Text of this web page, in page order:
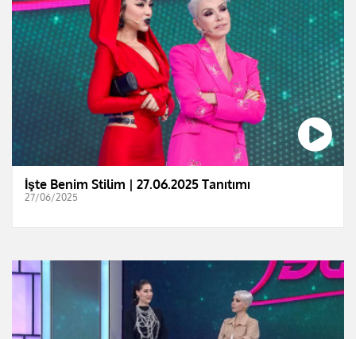
İşte Benim Stilim | 27.06.2025 Tanıtımı
27/06/2025